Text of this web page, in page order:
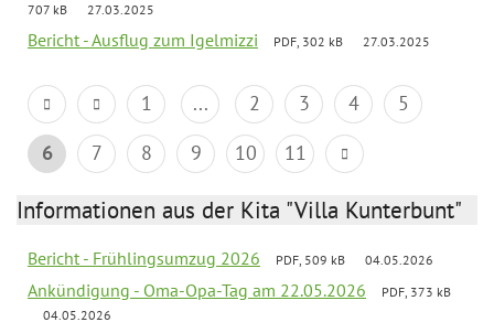
707 kB
27.03.2025
Bericht - Ausflug zum Igelmizzi PDF, 302 kB 27.03.2025
1 ... 2 3 4
5
6
7 8 9 10 11
Informationen aus der Kita "Villa Kunterbunt"
Bericht - Frühlingsumzug 2026 PDF, 509 kB 04.05.2026
Ankündigung - Oma-Opa-Tag am 22.05.2026
PDF, 373 kB
04.05.2026